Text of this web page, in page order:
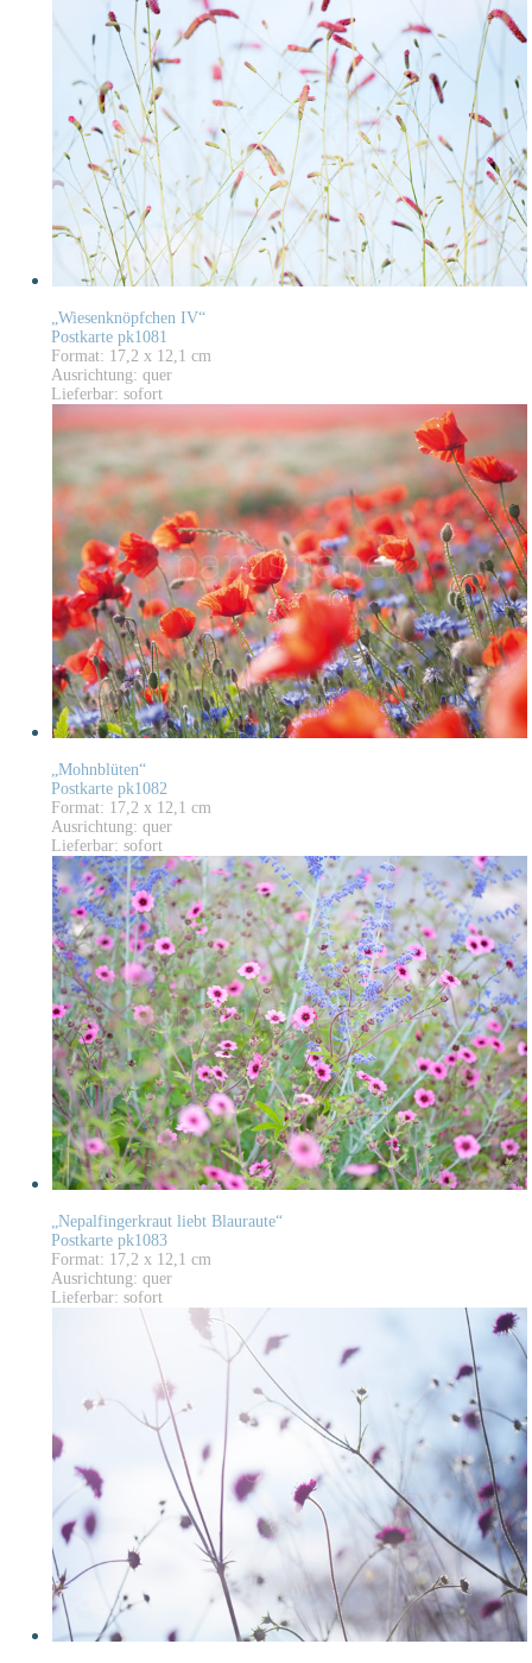
„Wiesenknöpfchen IV“
Postkarte pk1081
Format: 17,2 x 12,1 cm
Ausrichtung: quer
Lieferbar: sofort
„Mohnblüten“
Postkarte pk1082
Format: 17,2 x 12,1 cm
Ausrichtung: quer
Lieferbar: sofort
„Nepalfingerkraut liebt Blauraute“
Postkarte pk1083
Format: 17,2 x 12,1 cm
Ausrichtung: quer
Lieferbar: sofort